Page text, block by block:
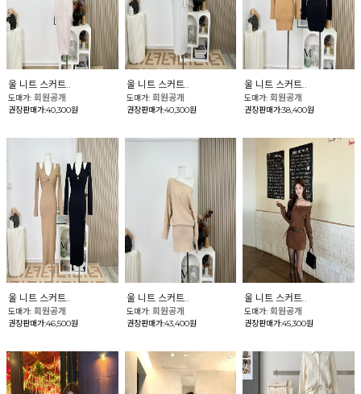
울 니트 스커트..
도매가: 회원공개
권장판매가:40,300원
울 니트 스커트..
도매가: 회원공개
권장판매가:40,300원
울 니트 스커트..
도매가:회원공개
권장판매가:38,400원
울 니트 스커트..
도매가: 회원공개
권장판매가:46,500원
울 니트 스커트..
도매가: 회원공개
권장판매가:43,400원
울 니트 스커트..
도매가:회원공개
권장판매가:45,300원